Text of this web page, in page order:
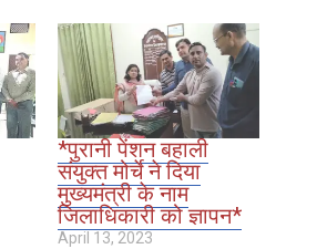
*पुरानी पेंशन बहाली
संयुक्त मोर्चे ने दिया
मुख्यमंत्री के नाम
जिलाधिकारी को ज्ञापन*
April 13, 2023